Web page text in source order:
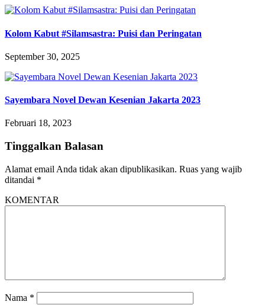
Kolom Kabut #Silamsastra: Puisi dan Peringatan
September 30, 2025
Sayembara Novel Dewan Kesenian Jakarta 2023
Februari 18, 2023
Tinggalkan Balasan
Alamat email Anda tidak akan dipublikasikan. Ruas yang wajib
ditandai *
KOMENTAR
Nama *